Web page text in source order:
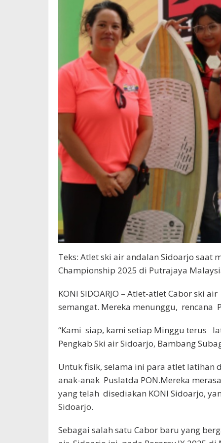
Teks: Atlet ski air andalan Sidoarjo saat
Championship 2025 di Putrajaya
KONI SIDOARJO – Atlet-atlet Cabor ski
semangat. Mereka menunggu, rencana
“Kami siap, kami setiap Minggu terus
Pengkab Ski air Sidoarjo, Bambang
Untuk fisik, selama ini para atlet latihan
anak-anak Puslatda PON.Mereka
yang telah disediakan KONI Sidoarjo,
Sidoarjo.
Sebagai salah satu Cabor baru yang